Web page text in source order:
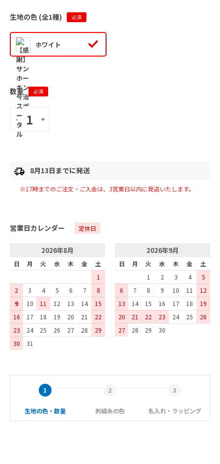
生地の色 (全1種) 必須
ホワイト
数量 必須
- +
8月13日までに発送
※17時までのご注文・ご入金は、 3営業日以内に発送いたします。
営業日カレンダー 定休日
2026年8月
日 月 火 水 木 金
土
1
2
3 4 5 6 7
8
9
10 11 12 13 14
15
16
17 18 19 20 21
22
23
24 25 26 27 28
29
30
31
2026年9月
日 月 火 水 木 金
土
1
2 3 4
5
6
7 8 9 10 11
12
13
14 15 16 17 18
19
20
21 22 23 24 25
26
27
28 29 30
生地の色・数量 刺繍糸の色 名入れ・ラッピング